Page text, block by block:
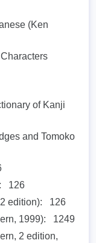
(Ken
of Kanji
and Tomoko
126
edition):
126
1999):
1249
2 edition,